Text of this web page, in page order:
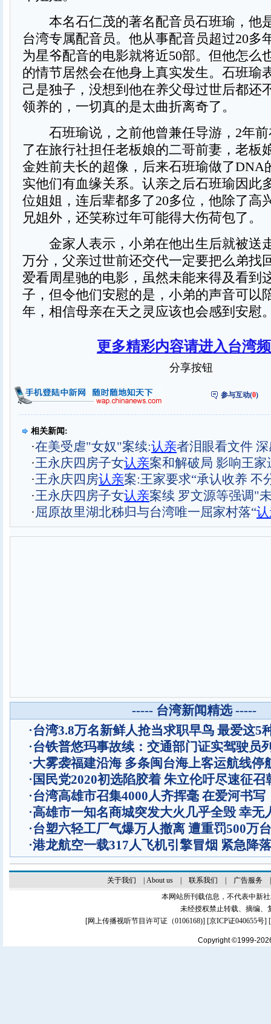
本名石仁茂的著名配音员石班瑜，他
台湾专属配音员。他从事配音员超过20多
为星爷配音的电影就将近50部。但他怎么
的情节居然会在他身上真实发生。石班瑜
己是独子，没想到他在养父母过世后都还
领养的，一切真的是太曲折离奇了。
石班瑜说，之前他曾兼任导游，2年前
了在旅行社担任老板娘的二哥前妻，老板
金姓前夫长的超像，后来石班瑜做了DNA
实他们有血缘关系。认亲之后石班瑜因此
位姐姐，连后辈都多了20多位，他除了高
兄姐外，还笑称过年可能得大伤荷包了。
金家人表示，小弟在他出生后就被送
万分，父亲过世前还交代一定要把么弟找
爱看周星驰的电影，虽然未能来得及看到
子，但令他们安慰的是，小弟的声音可以
年，相信母亲在天之灵应该也会感到安慰
更多精彩内容请进入台湾
分享按钮
参与互动(0)
相关新闻:
·在美受虐"女奴"案续:认亲者泪眼看文件
·王永庆四房子女认亲案和解破局 影响王家
·王永庆四房认亲案:王家要求“承认收养 不
·王永庆四房子女认亲案续 罗文源等强调"
·屈原故里湖北秭归与台湾唯一屈家村落“
----- 台湾新闻精选 -----
·台湾3.8万名新鲜人抢当求职早鸟 最爱这5
·台铁普悠玛事故续：交通部门证实驾驶员
·大雾袭福建沿海 多条闽台海上客运航线停
· 国民党2020初选陷胶着 朱立伦吁尽速征召
·台湾高雄市召集4000人齐挥毫 在爱河书写
·高雄市一知名商城突发大火几乎全毁 幸无
·台塑六轻工厂气爆万人撤离 遭重罚500万
·港龙航空一载317人飞机引擎冒烟 紧急降
关于我们 About us| 联系我们 广告服务
本网站所刊载信息，不代表中新
未经授权禁止转载、摘编、
[网上传播视听节目许可证（0106168)] [京ICP证040655号]
Copyright ©1999-